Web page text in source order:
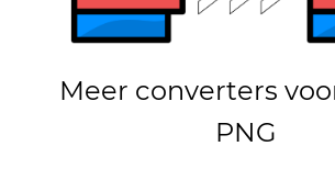
Meer converters
PNG